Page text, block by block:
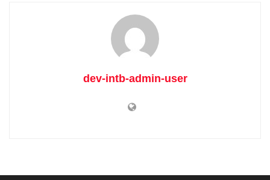
dev-intb-admin-user